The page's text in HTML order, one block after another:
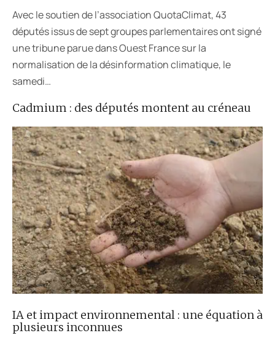
Cadmium : des députés montent au créneau
IA et impact environnemental : une équation à
plusieurs inconnues
Avec le soutien de l’association QuotaClimat, 43
députés issus de sept groupes parlementaires ont signé
une tribune parue dans Ouest France sur la
normalisation de la désinformation climatique, le
samedi…